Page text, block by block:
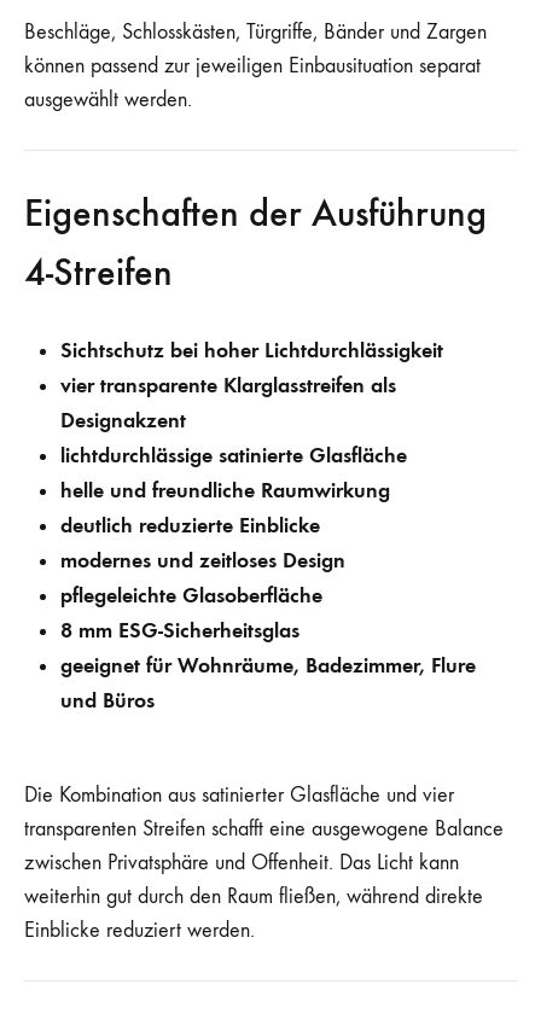
Beschläge, Schlosskästen, Türgriffe, Bänder und Zargen
können passend zur jeweiligen Einbausituation separat
ausgewählt werden.
Eigenschaften der Ausführung
4-Streifen
Sichtschutz bei hoher Lichtdurchlässigkeit
vier transparente Klarglasstreifen als
Designakzent
lichtdurchlässige satinierte Glasfläche
helle und freundliche Raumwirkung
deutlich reduzierte Einblicke
modernes und zeitloses Design
pflegeleichte Glasoberfläche
8 mm ESG-Sicherheitsglas
geeignet für Wohnräume, Badezimmer, Flure
und Büros
Die Kombination aus satinierter Glasfläche und vier
transparenten Streifen schafft eine ausgewogene Balance
zwischen Privatsphäre und Offenheit. Das Licht kann
weiterhin gut durch den Raum fließen, während direkte
Einblicke reduziert werden.